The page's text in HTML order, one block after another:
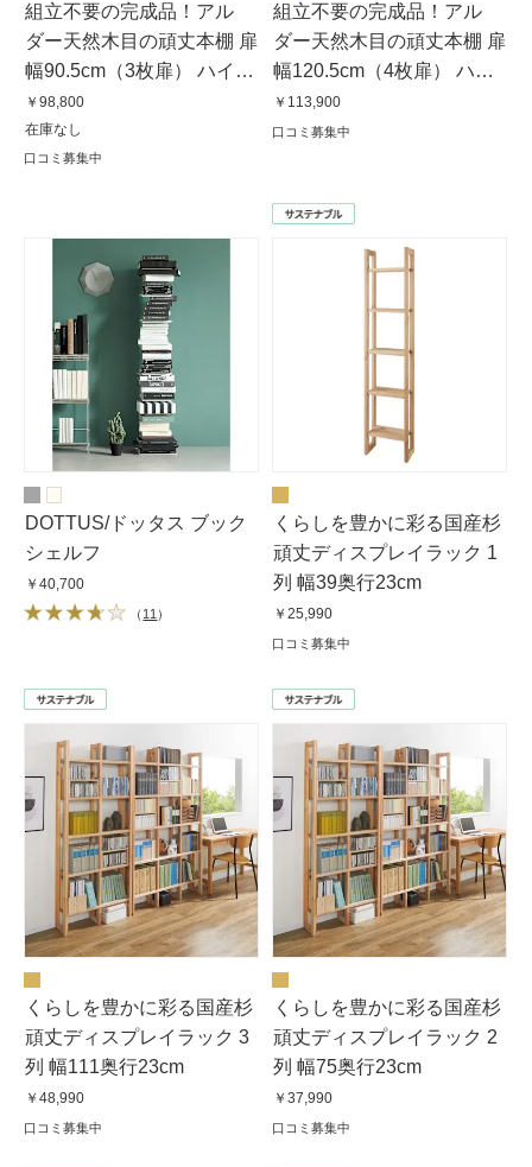
組立不要の完成品！アル
ダー天然木目の頑丈本棚 扉
幅90.5cm（3枚扉） ハイタ
イプ高さ180cm
￥98,800
在庫なし
口コミ募集中
組立不要の完成品！アル
ダー天然木目の頑丈本棚 扉
幅120.5cm（4枚扉） ハイ
タイプ高さ180cm
￥113,900
口コミ募集中
DOTTUS/ドッタス ブック
シェルフ
￥40,700
（ 11 ）
くらしを豊かに彩る国産杉
頑丈ディスプレイラック 1
列 幅39奥行23cm
￥25,990
口コミ募集中
くらしを豊かに彩る国産杉
頑丈ディスプレイラック 3
列 幅111奥行23cm
￥48,990
口コミ募集中
くらしを豊かに彩る国産杉
頑丈ディスプレイラック 2
列 幅75奥行23cm
￥37,990
口コミ募集中